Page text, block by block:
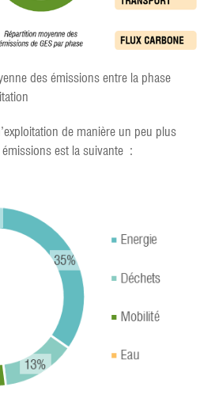
des émissions entre la phase
de manière un peu plus
est la suivante :